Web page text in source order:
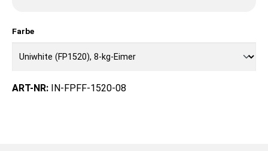
Farbe
ART-NR: IN-FPFF-1520-08